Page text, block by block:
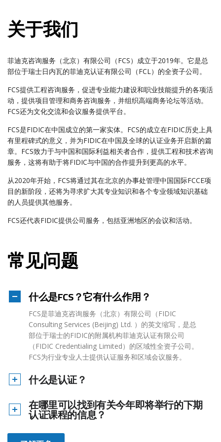
关于我们
菲迪克咨询服务（北京）有限公司（FCS）成立于2019年。它是总
部位于瑞士日内瓦的菲迪克认证有限公司（FCL）的全资子公司。
FCS提供工程咨询服务，促进专业能力建设和职业技能提升的各项活
动，提供项目管理和商务咨询服务，并组织高端商务论坛等活动。
FCS还为文化交流和会议服务提供平台。
FCS是FIDIC在中国成立的第一家实体。FCS的成立在FIDIC历史上具
有里程碑式的意义，并为FIDIC在中国及全球的认证业务开启新的篇
章。FCS致力于与中国和国际利益相关者合作，提供工程和技术咨询
服务，这将有助于将FIDIC与中国的合作提升到更高的水平。
从2020年开始，FCS将通过其在北京的办事处管理中国国际FCCE项
目的新阶段，还将为寻求扩大其专业知识和各个专业领域知识基础
的人员提供其他服务。
FCS还代表FIDIC提供公司服务，包括亚洲地区的会议和活动。
常见问题
什么是FCS？它有什么作用？
FCS是菲迪克咨询服务（北京）有限公司（FIDIC
Consulting Services (Beijing) Ltd. ）的英文缩写，是总
部位于瑞士的FIDIC的附属机构菲迪克认证有限公司
（FIDIC Credentialing Limited）的区域性全资子公司。
FCS为行业专业人士提供认证服务和区域会议服务。
什么是认证？
在哪里可以找到有关今年即将举行的下期
认证课程的信息？